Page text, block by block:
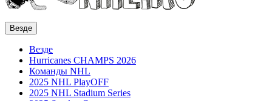
Везде
Везде
Hurricanes CHAMPS 2026
Команды NHL
2025 NHL PlayOFF
2025 NHL Stadium Series